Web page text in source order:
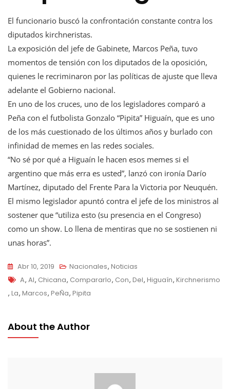
El funcionario buscó la confrontación constante contra los
diputados kirchneristas.
La exposición del jefe de Gabinete, Marcos Peña, tuvo
momentos de tensión con los diputados de la oposición,
quienes le recriminaron por las políticas de ajuste que lleva
adelante el Gobierno nacional.
En uno de los cruces, uno de los legisladores comparó a
Peña con el futbolista Gonzalo “Pipita” Higuaín, que es uno
de los más cuestionado de los últimos años y burlado con
infinidad de memes en las redes sociales.
“No sé por qué a Higuaín le hacen esos memes si el
argentino que más erra es usted”, lanzó con ironía Darío
Martínez, diputado del Frente Para la Victoria por Neuquén.
El mismo legislador apuntó contra el jefe de los ministros al
sostener que “utiliza esto (su presencia en el Congreso)
como un show. Lo llena de mentiras que no se sostienen ni
unas horas”.
Abr 10, 2019 Nacionales, Noticias
Tags
A, Al, Chicana, Compararlo, Con, Del, Higuaín, Kirchnerismo
, La, Marcos, PeÑa, Pipita
About the Author